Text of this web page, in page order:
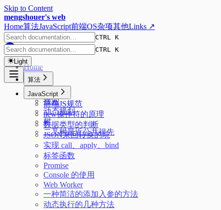
Skip to Content
mengshouer's web
Home算法JavaScript前端OS杂项其他Links ↗
CTRL K
Light
CTRL K
Home
算法
排序
搜索
动态规划
树
二叉树最近公共祖先
JavaScript
前端JS规范
new操作符的原理
数据类型的判断
JSON来回转换的坑
实现 call、apply、bind
标签函数
Promise
Console 的使用
Web Worker
一种简洁的添加入参的方法
动态执行的几种方法